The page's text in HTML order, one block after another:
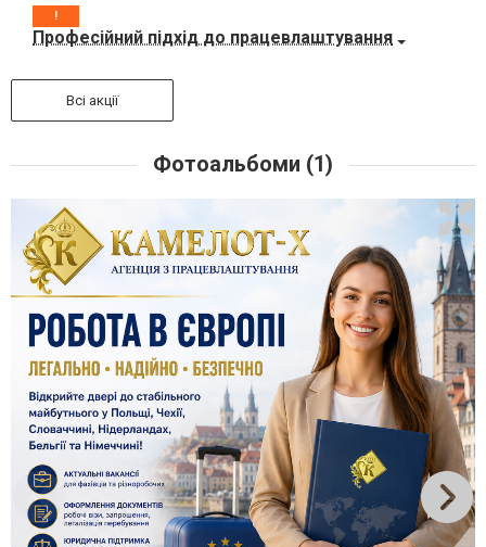
!
Професійний підхід до працевлаштування
Всі акції
Фотоальбоми (1)